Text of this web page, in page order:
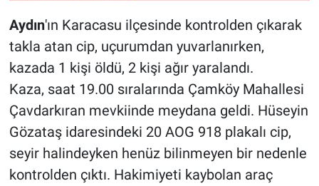
Aydın'ın Karacasu ilçesinde kontrolden çıkarak
takla atan cip, uçurumdan yuvarlanırken,
kazada 1 kişi öldü, 2 kişi ağır yaralandı.
Kaza, saat 19.00 sıralarında Çamköy Mahallesi
Çavdarkıran mevkiinde meydana geldi. Hüseyin
Gözataş idaresindeki 20 AOG 918 plakalı cip,
seyir halindeyken henüz bilinmeyen bir nedenle
kontrolden çıktı. Hakimiyeti kaybolan araç